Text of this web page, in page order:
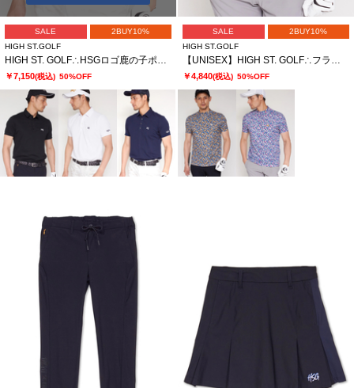
SALE
2BUY10%
HIGH ST.GOLF
HIGH ST. GOLF∴HSGロゴ鹿の子ポロシャツ ＜AdE＞
￥7,150(税込) 50%OFF
SALE
2BUY10%
HIGH ST.GOLF
【UNISEX】HIGH ST. GOLF∴フラワーパターンハイゲージ鹿の子モックネックシャツ
￥4,840(税込) 50%OFF